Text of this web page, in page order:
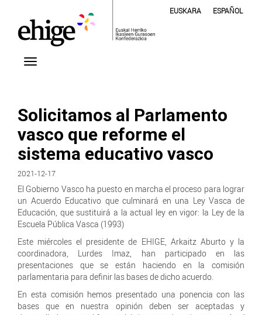
EUSKARA ESPAÑOL
Solicitamos al Parlamento
vasco que reforme el
sistema educativo vasco
2021-12-17
El Gobierno Vasco ha puesto en marcha el proceso para lograr
un Acuerdo Educativo que culminará en una Ley Vasca de
Educación, que sustituirá a la actual ley en vigor: la Ley de la
Escuela Pública Vasca (1993)
Este miércoles el presidente de EHIGE, Arkaitz Aburto y la
coordinadora, Lurdes Imaz, han participado en las
presentaciones que se están haciendo en la comisión
parlamentaria para definir las bases de dicho acuerdo.
En esta comisión hemos presentado una ponencia con las
bases que en nuestra opinión deben ser aceptadas y